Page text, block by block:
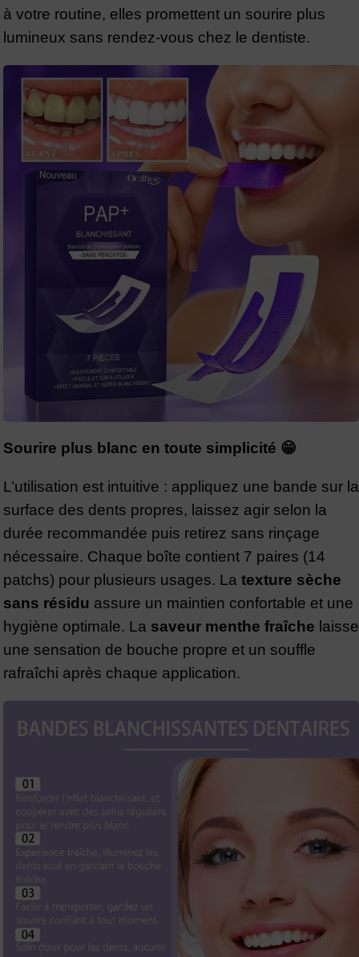
à votre routine, elles promettent un sourire plus
lumineux sans rendez-vous chez le dentiste.
Sourire plus blanc en toute simplicité 😁
L’utilisation est intuitive : appliquez une bande sur la
surface des dents propres, laissez agir selon la
durée recommandée puis retirez sans rinçage
nécessaire. Chaque boîte contient 7 paires (14
patchs) pour plusieurs usages. La texture sèche
sans résidu assure un maintien confortable et une
hygiène optimale. La saveur menthe fraîche laisse
une sensation de bouche propre et un souffle
rafraîchi après chaque application.